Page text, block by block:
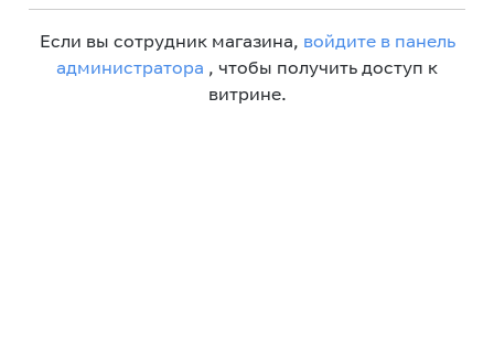
Если вы сотрудник магазина, войдите в панель
администратора , чтобы получить доступ к
витрине.